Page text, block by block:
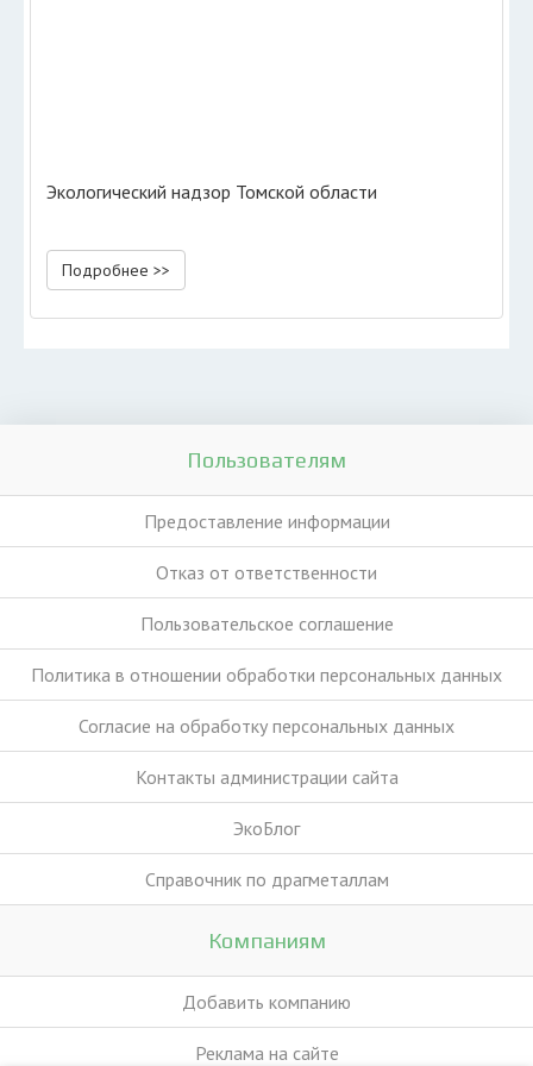
Экологический надзор Томской области
Подробнее >>
Пользователям
Предоставление информации
Отказ от ответственности
Пользовательское соглашение
Политика в отношении обработки персональных данных
Согласие на обработку персональных данных
Контакты администрации сайта
ЭкоБлог
Справочник по драгметаллам
Компаниям
Добавить компанию
Реклама на сайте